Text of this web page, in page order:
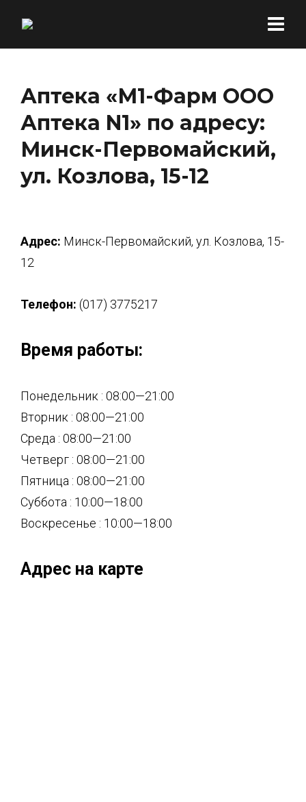
Аптека «М1-Фарм ООО
Аптека N1» по адресу:
Минск-Первомайский,
ул. Козлова, 15-12
Адрес: Минск-Первомайский, ул. Козлова, 15-
12
Телефон: (017) 3775217
Время работы:
Понедельник : 08:00—21:00
Вторник : 08:00—21:00
Среда : 08:00—21:00
Четверг : 08:00—21:00
Пятница : 08:00—21:00
Суббота : 10:00—18:00
Воскресенье : 10:00—18:00
Адрес на карте